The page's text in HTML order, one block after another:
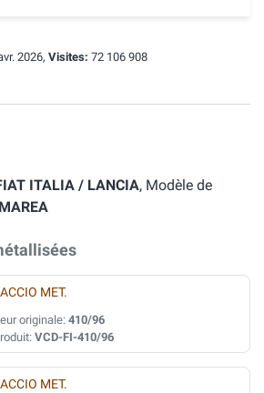
2026, Visites: 72 106 908
ITALIA / LANCIA, Modèle de
MET.
originale: 410/96
VCD-FI-410/96
MET.